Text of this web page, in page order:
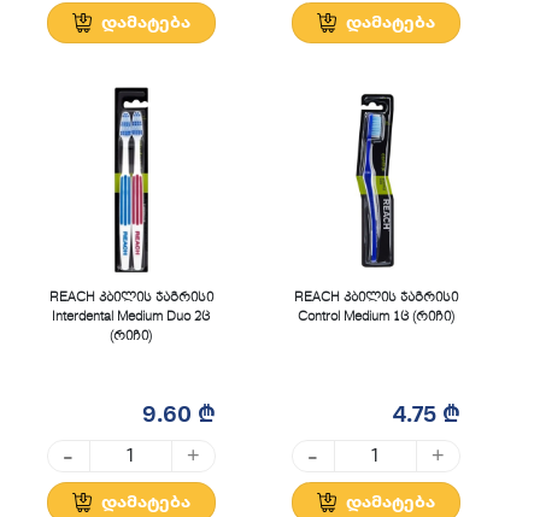
დამატება დამატება
REACH კბილის ჯაგრისი
Interdental Medium Duo 2ც
(რიჩი)
9.60 ₾
- +
დამატება
REACH კბილის ჯაგრისი
Control Medium 1ც (რიჩი)
4.75 ₾
- +
დამატება